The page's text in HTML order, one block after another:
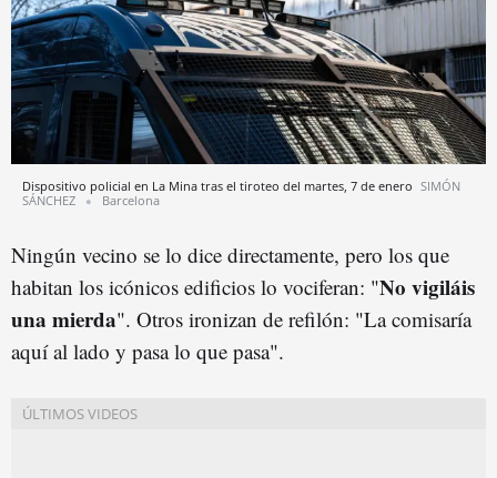
Dispositivo policial en La Mina tras el tiroteo del martes, 7 de enero SIMÓN
SÁNCHEZ
Barcelona
Ningún vecino se lo dice directamente, pero los que
habitan los icónicos edificios lo vociferan: "No vigiláis
una mierda". Otros ironizan de refilón: "La comisaría
aquí al lado y pasa lo que pasa".